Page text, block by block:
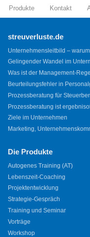
Produkte Kontakt
streuverluste.de
Unternehmensleitbild –
Gelingender Wandel im
Was ist der Management-
Beurteilungsfehler in
Prozessberatung für
Prozessberatung ist
Ziele im Unternehmen
Marketing,
Die Produkte
Autogenes Training (AT)
Lebenszeit-Coaching
Projektentwicklung
Strategie-Gespräch
Training und Seminar
Vorträge
Workshop